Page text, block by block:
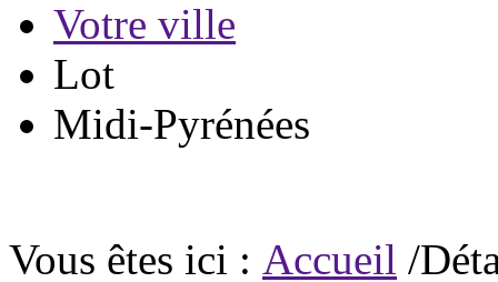
Votre ville
Lot
Midi-Pyrénées
Vous êtes ici : Accueil /